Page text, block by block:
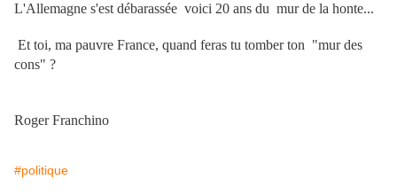
L'Allemagne s'est débarassée voici 20 ans du mur de la honte...
Et toi, ma pauvre France, quand feras tu tomber ton "mur des
cons" ?
Roger Franchino
#politique